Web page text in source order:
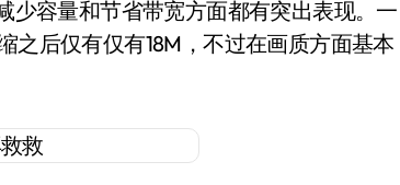
少容量和节省带宽方面都有突出表现。一
之后仅有仅有18M，不过在画质方面基本